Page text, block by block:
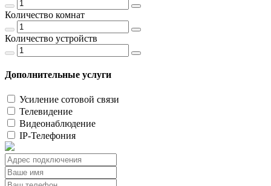
Количество комнат
Количество устройств
Дополнительные услуги
Усиление сотовой связи
Телевидение
Видеонаблюдение
IP-Телефония